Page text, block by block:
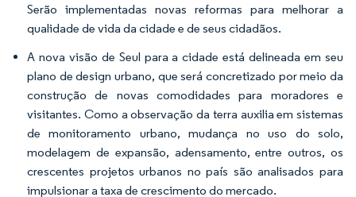
Serão implementadas novas reformas para melhorar a
qualidade de vida da cidade e de seus cidadãos.
A nova visão de Seul para a cidade está delineada em seu
plano de design urbano, que será concretizado por meio da
construção de novas comodidades para moradores e
visitantes. Como a observação da terra auxilia em sistemas
de monitoramento urbano, mudança no uso do solo,
modelagem de expansão, adensamento, entre outros, os
crescentes projetos urbanos no país são analisados para
impulsionar a taxa de crescimento do mercado.